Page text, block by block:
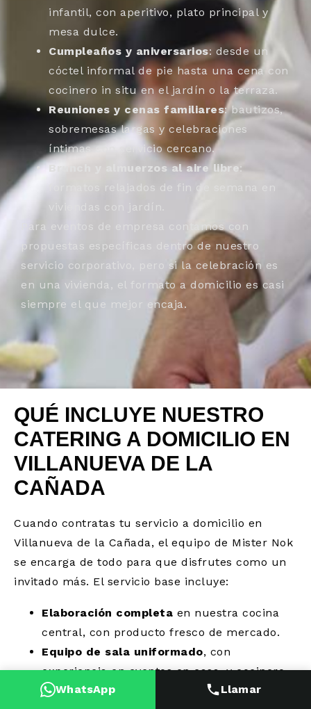
infantil, con aperitivo, plato principal y
mesa dulce.
Cumpleaños y aniversarios: desde un
cóctel informal de pie hasta una cena con
cocinero in situ en el jardín o la terraza.
Reuniones y cenas familiares: bautizos,
sobremesas largas y celebraciones
íntimas con servicio cercano.
Brunch y almuerzos al aire libre:
formatos relajados de fin de semana en
viviendas con jardín.
Para eventos de empresa contamos con
propuestas específicas dentro de nuestro
servicio corporativo, pero si la celebración es
en una vivienda, el formato a domicilio es casi
siempre el que mejor encaja.
QUÉ INCLUYE NUESTRO
CATERING A DOMICILIO EN
VILLANUEVA DE LA
CAÑADA
Cuando contratas tu servicio a domicilio en
Villanueva de la Cañada, el equipo de Mister Nok
se encarga de todo para que disfrutes como un
invitado más. El servicio base incluye:
Elaboración completa en nuestra cocina
central, con producto fresco de mercado.
Equipo de sala uniformado, con
experiencia en eventos en casa, y cocinero
in situ cuando el formato lo requiere.
WhatsApp Llamar